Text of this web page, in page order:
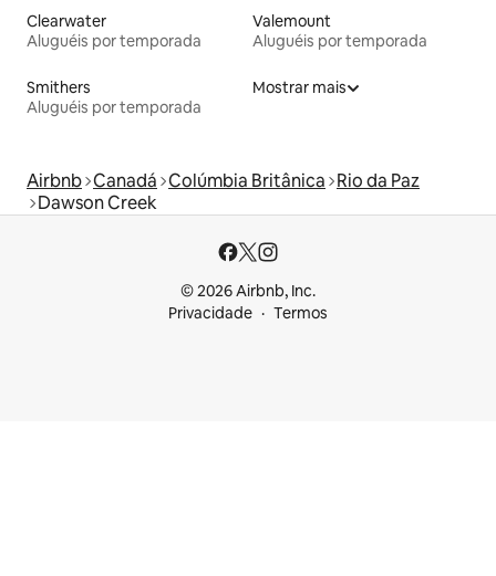
Clearwater
Aluguéis por temporada
Valemount
Aluguéis por temporada
Smithers
Aluguéis por temporada
Mostrar mais
Airbnb Canadá Colúmbia Britânica Rio da Paz
Dawson Creek
© 2026 Airbnb, Inc.
Privacidade
Termos